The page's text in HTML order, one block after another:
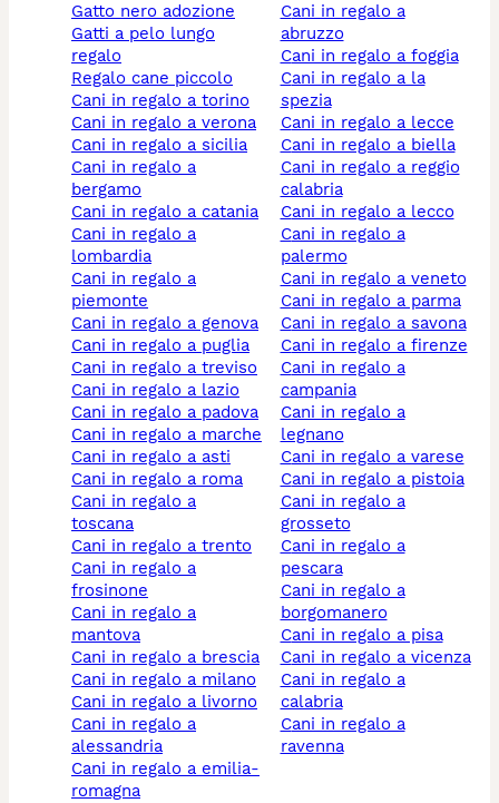
gatto nero adozione
gatti a pelo lungo
regalo
regalo cane piccolo
cani in regalo a torino
cani in regalo a verona
cani in regalo a sicilia
cani in regalo a
bergamo
cani in regalo a catania
cani in regalo a
lombardia
cani in regalo a
piemonte
cani in regalo a genova
cani in regalo a puglia
cani in regalo a treviso
cani in regalo a lazio
cani in regalo a padova
cani in regalo a marche
cani in regalo a asti
cani in regalo a roma
cani in regalo a
toscana
cani in regalo a trento
cani in regalo a
frosinone
cani in regalo a
mantova
cani in regalo a brescia
cani in regalo a milano
cani in regalo a livorno
cani in regalo a
alessandria
cani in regalo a emilia-
romagna
cani in regalo a
abruzzo
cani in regalo a foggia
cani in regalo a la
spezia
cani in regalo a lecce
cani in regalo a biella
cani in regalo a reggio
calabria
cani in regalo a lecco
cani in regalo a
palermo
cani in regalo a veneto
cani in regalo a parma
cani in regalo a savona
cani in regalo a firenze
cani in regalo a
campania
cani in regalo a
legnano
cani in regalo a varese
cani in regalo a pistoia
cani in regalo a
grosseto
cani in regalo a
pescara
cani in regalo a
borgomanero
cani in regalo a pisa
cani in regalo a vicenza
cani in regalo a
calabria
cani in regalo a
ravenna